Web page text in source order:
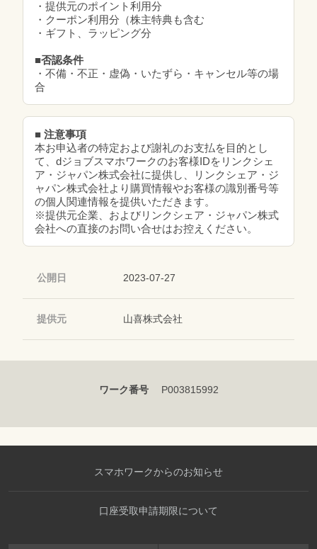
・提供元のポイント利用分
・クーポン利用分（株主特典も含む
・ギフト、ラッピング分
■否認条件
・不備・不正・虚偽・いたずら・キャンセル等の場
合
■ 注意事項
本お申込者の特定および謝礼のお支払を目的とし
て、dジョブスマホワークのお客様IDをリンクシェ
ア・ジャパン株式会社に提供し、リンクシェア・ジ
ャパン株式会社より購買情報やお客様の識別番号等
の個人関連情報を提供いただきます。
※提供元企業、およびリンクシェア・ジャパン株式
会社への直接のお問い合せはお控えください。
公開日 2023-07-27
提供元 山喜株式会社
ワーク番号 P003815992
スマホワークからのお知らせ
口座受取申請期限について